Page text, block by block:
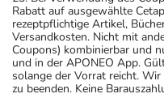
Rabatt auf ausgewählte
rezeptpflichtige Artikel,
Versandkosten. Nicht mit
Coupons) kombinierbar und
und in der APONEO App.
solange der Vorrat reicht.
zu beenden. Keine